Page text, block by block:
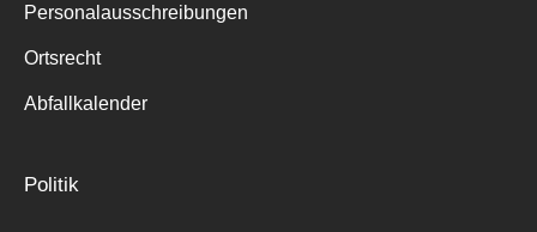
Personalausschreibungen
Ortsrecht
Abfallkalender
Politik